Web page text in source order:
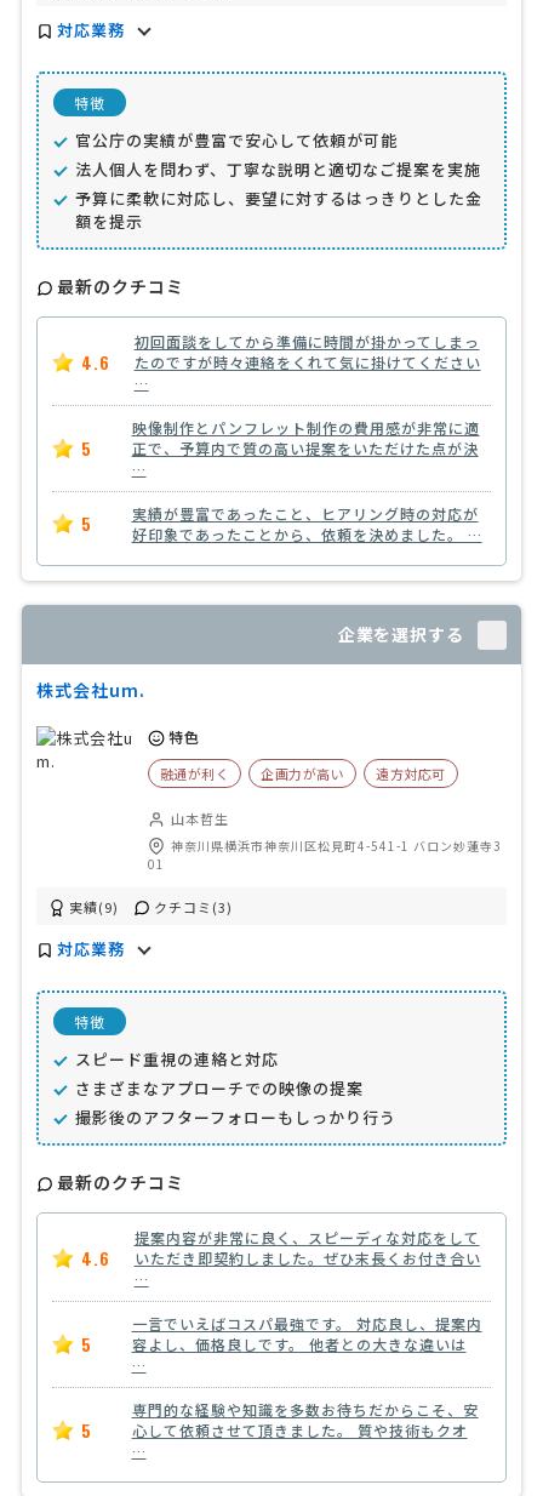
対応業務
特徴
官公庁の実績が豊富で安心して依頼が可能
法人個人を問わず、丁寧な説明と適切なご提案を実施
予算に柔軟に対応し、要望に対するはっきりとした金
額を提示
最新のクチコミ
4.6
初回面談をしてから準備に時間が掛かってしまっ
たのですが時々連絡をくれて気に掛けてください
…
5
映像制作とパンフレット制作の費用感が非常に適
正で、予算内で質の高い提案をいただけた点が決
…
5
実績が豊富であったこと、ヒアリング時の対応が
好印象であったことから、依頼を決めました。 …
企業を選択する
株式会社um.
特色
融通が利く 企画力が高い 遠方対応可
山本哲生
神奈川県横浜市神奈川区松見町4-541-1 バロン妙蓮寺3
01
実績(9) クチコミ(3)
対応業務
特徴
スピード重視の連絡と対応
さまざまなアプローチでの映像の提案
撮影後のアフターフォローもしっかり行う
最新のクチコミ
4.6
提案内容が非常に良く、スピーディな対応をして
いただき即契約しました。ぜひ末長くお付き合い
…
5
一言でいえばコスパ最強です。 対応良し、提案内
容よし、価格良しです。 他者との大きな違いは
…
5
専門的な経験や知識を多数お待ちだからこそ、安
心して依頼させて頂きました。 質や技術もクオ
…